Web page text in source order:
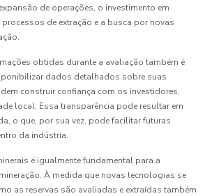
de operações, o investimento em
de extração e a busca por novas
obtidas durante a avaliação também é
dados detalhados sobre suas
construir confiança com os investidores,
local. Essa transparência pode resultar em
o que, por sua vez, pode facilitar futuras
da indústria.
é igualmente fundamental para a
À medida que novas tecnologias se
as reservas são avaliadas e extraídas também